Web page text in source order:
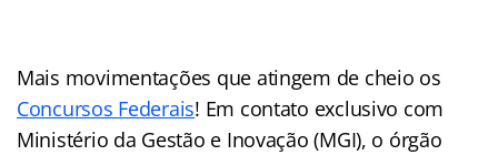
Mais movimentações que atingem de cheio os
Concursos Federais! Em contato exclusivo com
Ministério da Gestão e Inovação (MGI), o órgão